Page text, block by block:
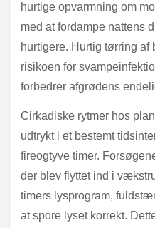
hurtige opvarmning om
med at fordampe nattens
hurtigere. Hurtig tørring af
risikoen for
forbedrer afgrødens
Cirkadiske rytmer hos
udtrykt i et bestemt
fireogtyve timer.
der blev flyttet ind i
timers lysprogram,
at spore lyset korrekt.